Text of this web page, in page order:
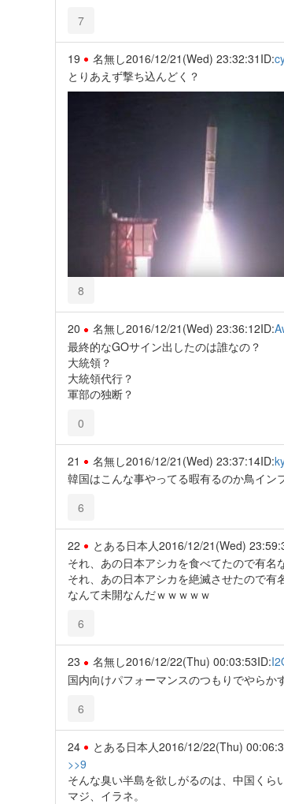
7
19 名無し2016/12/21(Wed) 23:32:31 ID:
とりあえず撃ち込んどく？
8
20 名無し2016/12/21(Wed) 23:36:12ID:
最終的なGOサイン出したのは誰なの？
大統領？
大統領代行？
軍部の独断？
0
21 名無し2016/12/21(Wed) 23:37:14ID:
韓国はこんな事やってる暇有るのか鳥イ
6
22 とある日本人2016/12/21(Wed)
それ、あの日本アシカを食べてたので有名
それ、あの日本アシカを絶滅させたので有
なんて未開なんだｗｗｗｗｗ
6
23 名無し2016/12/22(Thu) 00:03:53ID:
国内向けパフォーマンスのつもりでやら
6
24 とある日本人2016/12/22(Thu)
>>9
そんな臭い半島を欲しがるのは、中国くら
マジ、イラネ。